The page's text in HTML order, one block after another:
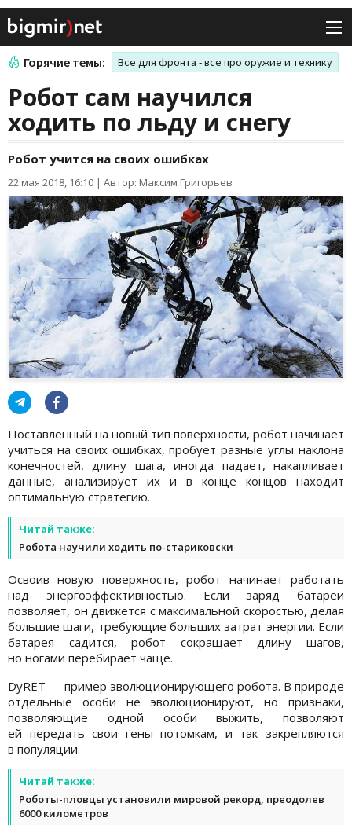
Горячие темы: Все для фронта - все про оружие и технику
Робот сам научился
ходить по льду и снегу
Робот учится на своих ошибках
22 мая 2018, 16:10 | Автор: Максим Григорьев
Поставленный на новый тип поверхности, робот начинает
учиться на своих ошибках, пробует разные углы наклона
конечностей, длину шага, иногда падает, накапливает
данные, анализирует их и в конце концов находит
оптимальную стратегию.
Читай также:
Робота научили ходить по-стариковски
Освоив новую поверхность, робот начинает работать
над энергоэффективностью. Если заряд батареи
позволяет, он движется с максимальной скоростью, делая
большие шаги, требующие больших затрат энергии. Если
батарея садится, робот сокращает длину шагов,
но ногами перебирает чаще.
DyRET — пример эволюционирующего робота. В природе
отдельные особи не эволюционируют, но признаки,
позволяющие одной особи выжить, позволяют
ей передать свои гены потомкам, и так закрепляются
в популяции.
Читай также:
Роботы-пловцы установили мировой рекорд, преодолев
6000 километров